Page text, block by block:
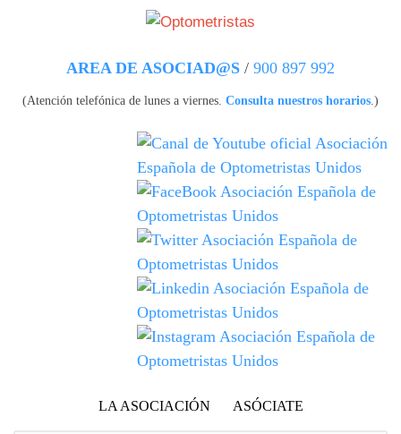
Pasar al contenido principal
AREA DE ASOCIAD@S / 900 897 992
(Atención telefónica de lunes a viernes. Consulta nuestros horarios.)
LA ASOCIACIÓN ASÓCIATE